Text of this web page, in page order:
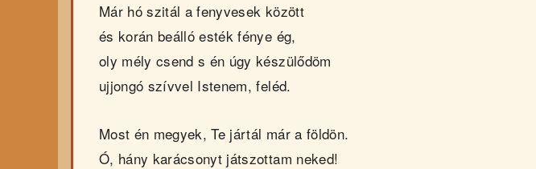
Már hó szitál a fenyvesek között
és korán beálló esték fénye ég,
oly mély csend s én úgy készülődöm
ujjongó szívvel Istenem, feléd.
Most én megyek, Te jártál már a földön.
Ó, hány karácsonyt játszottam neked!